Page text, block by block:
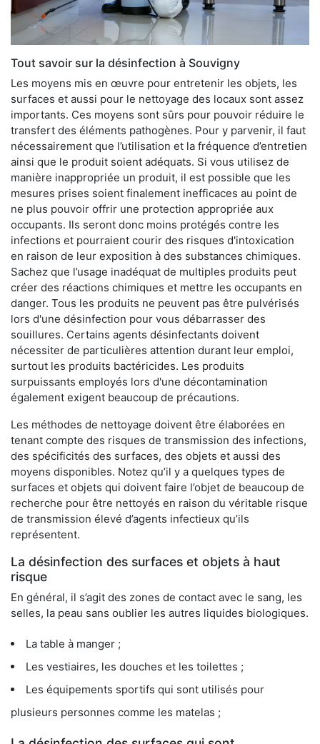
Tout savoir sur la désinfection à Souvigny
Les moyens mis en œuvre pour entretenir les objets, les
surfaces et aussi pour le nettoyage des locaux sont assez
importants. Ces moyens sont sûrs pour pouvoir réduire le
transfert des éléments pathogènes. Pour y parvenir, il faut
nécessairement que l’utilisation et la fréquence d’entretien
ainsi que le produit soient adéquats. Si vous utilisez de
manière inappropriée un produit, il est possible que les
mesures prises soient finalement inefficaces au point de
ne plus pouvoir offrir une protection appropriée aux
occupants. Ils seront donc moins protégés contre les
infections et pourraient courir des risques d'intoxication
en raison de leur exposition à des substances chimiques.
Sachez que l’usage inadéquat de multiples produits peut
créer des réactions chimiques et mettre les occupants en
danger. Tous les produits ne peuvent pas être pulvérisés
lors d'une désinfection pour vous débarrasser des
souillures. Certains agents désinfectants doivent
nécessiter de particulières attention durant leur emploi,
surtout les produits bactéricides. Les produits
surpuissants employés lors d'une décontamination
également exigent beaucoup de précautions.
Les méthodes de nettoyage doivent être élaborées en
tenant compte des risques de transmission des infections,
des spécificités des surfaces, des objets et aussi des
moyens disponibles. Notez qu’il y a quelques types de
surfaces et objets qui doivent faire l’objet de beaucoup de
recherche pour être nettoyés en raison du véritable risque
de transmission élevé d’agents infectieux qu’ils
représentent.
La désinfection des surfaces et objets à haut
risque
En général, il s’agit des zones de contact avec le sang, les
selles, la peau sans oublier les autres liquides biologiques.
La table à manger ;
Les vestiaires, les douches et les toilettes ;
Les équipements sportifs qui sont utilisés pour
plusieurs personnes comme les matelas ;